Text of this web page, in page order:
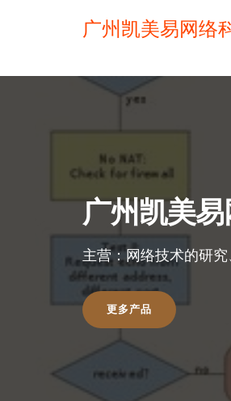
广州凯美易网络
广州凯美
主营：网络技术的研
更多产品